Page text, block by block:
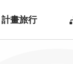
計畫旅行